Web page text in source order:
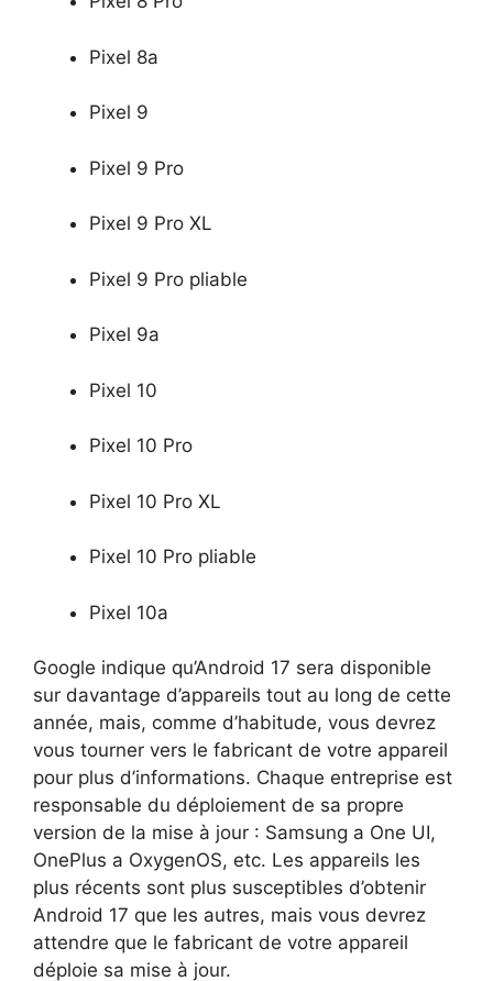
Pixel 8a
Pixel 9
Pixel 9 Pro
Pixel 9 Pro XL
Pixel 9 Pro pliable
Pixel 9a
Pixel 10
Pixel 10 Pro
Pixel 10 Pro XL
Pixel 10 Pro pliable
Pixel 10a
Google indique qu’Android 17 sera disponible
sur davantage d’appareils tout au long de cette
année, mais, comme d’habitude, vous devrez
vous tourner vers le fabricant de votre appareil
pour plus d’informations. Chaque entreprise est
responsable du déploiement de sa propre
version de la mise à jour : Samsung a One UI,
OnePlus a OxygenOS, etc. Les appareils les
plus récents sont plus susceptibles d’obtenir
Android 17 que les autres, mais vous devrez
attendre que le fabricant de votre appareil
déploie sa mise à jour.